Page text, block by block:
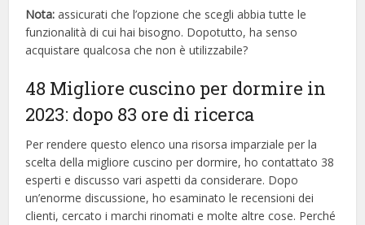
Nota: assicurati che l’opzione che scegli abbia tutte le
funzionalità di cui hai bisogno. Dopotutto, ha senso
acquistare qualcosa che non è utilizzabile?
48 Migliore cuscino per dormire in
2023: dopo 83 ore di ricerca
Per rendere questo elenco una risorsa imparziale per la
scelta della migliore cuscino per dormire, ​​ho contattato 38
esperti e discusso vari aspetti da considerare. Dopo
un’enorme discussione, ho esaminato le recensioni dei
clienti, cercato i marchi rinomati e molte altre cose. Perché